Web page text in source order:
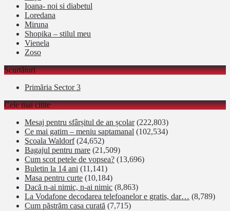
Ioana- noi si diabetul
Loredana
Miruna
Shopika – stilul meu
Vienela
Zoso
Scurtături
Primăria Sector 3
Cele mai citite
Mesaj pentru sfârșitul de an școlar (222,803)
Ce mai gatim – meniu saptamanal (102,534)
Şcoala Waldorf (24,652)
Bagajul pentru mare (21,509)
Cum scot petele de vopsea? (13,696)
Buletin la 14 ani (11,141)
Masa pentru curte (10,184)
Dacă n-ai nimic, n-ai nimic (8,863)
La Vodafone decodarea telefoanelor e gratis, dar… (8,789)
Cum păstrăm casa curată (7,715)